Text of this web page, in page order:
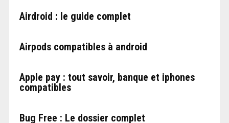
Airdroid : le guide complet
Airpods compatibles à android
Apple pay : tout savoir, banque et iphones
compatibles
Bug Free : Le dossier complet